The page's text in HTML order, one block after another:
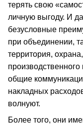
терять свою
личную выгоду. И
безусловные
при объединении,
территория,
общие
накладных
волнуют.
Более того, они